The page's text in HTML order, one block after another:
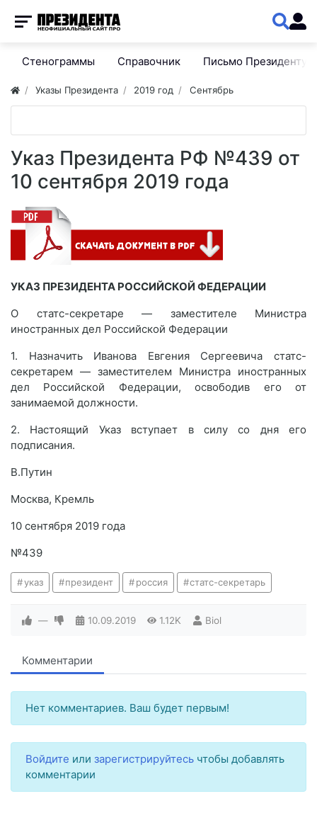
Стенограммы Справочник Письмо Президенту
Указы Президента 2019 год Сентябрь
Указ Президента РФ №439 от
10 сентября 2019 года
УКАЗ ПРЕЗИДЕНТА РОССИЙСКОЙ ФЕДЕРАЦИИ
О статс-секретаре — заместителе Министра
иностранных дел Российской Федерации
1. Назначить Иванова Евгения Сергеевича статс-
секретарем — заместителем Министра иностранных
дел Российской Федерации, освободив его от
занимаемой должности.
2. Настоящий Указ вступает в силу со дня его
подписания.
В.Путин
Москва, Кремль
10 сентября 2019 года
№439
указ президент россия статс-секретарь
— 10.09.2019 1.12K Biol
Комментарии
Нет комментариев. Ваш будет первым!
Войдите или зарегистрируйтесь чтобы добавлять
комментарии